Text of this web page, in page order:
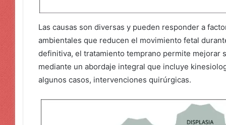
Las causas son diversas y pueden responder a
ambientales que reducen el movimiento fetal
definitiva, el tratamiento temprano permite mejorar
mediante un abordaje integral que incluye
algunos casos, intervenciones quirúrgicas.